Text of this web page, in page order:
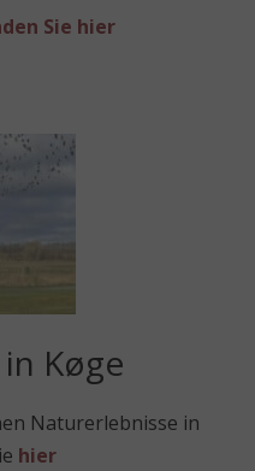
Sie hier
Køge
Naturerlebnisse in
hier